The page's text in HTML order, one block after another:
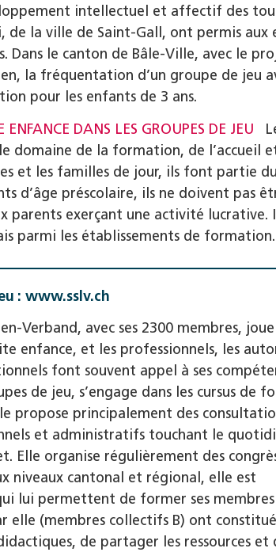
intellectuel et affectif des
de la ville de Saint-Gall, ont permis aux
Dans le canton de Bâle-Ville, avec le
la fréquentation d’un groupe de jeu
pour les enfants de 3 ans.
DANS LES GROUPES DE JEU
domaine de la formation, de l’accueil
et les familles de jour, ils font partie du
d’âge préscolaire, ils ne doivent pas
parents exerçant une activité lucrative.
parmi les établissements de formation.
: www.sslv.ch
Verband, avec ses 2300 membres,
enfance, et les professionnels, les
font souvent appel à ses
de jeu, s’engage dans les cursus de
propose principalement des
et administratifs touchant le
Elle organise régulièrement des
niveaux cantonal et régional, elle est
lui permettent de former ses membres
elle (membres collectifs B) ont
de partager les ressources et